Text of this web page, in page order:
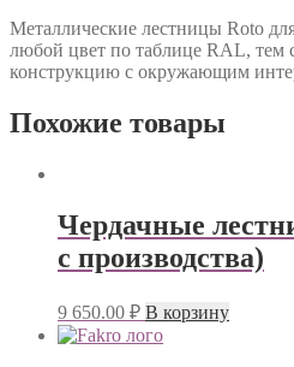
Металлические лестницы Roto
любой цвет по таблице RAL, тем
конструкцию с окружающим
Похожие товары
Чердачные
с производства)
9 650.00 ₽ В корзину